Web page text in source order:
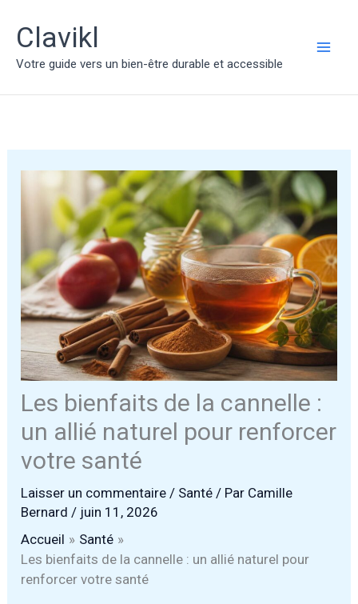
contenu
Clavikl
Votre guide vers un bien-être durable et accessible
Les bienfaits de la cannelle :
un allié naturel pour renforcer
votre santé
Laisser un commentaire / Santé / Par Camille
Bernard/ juin 11, 2026
Accueil
Santé
Les bienfaits de la cannelle : un allié naturel pour
renforcer votre santé